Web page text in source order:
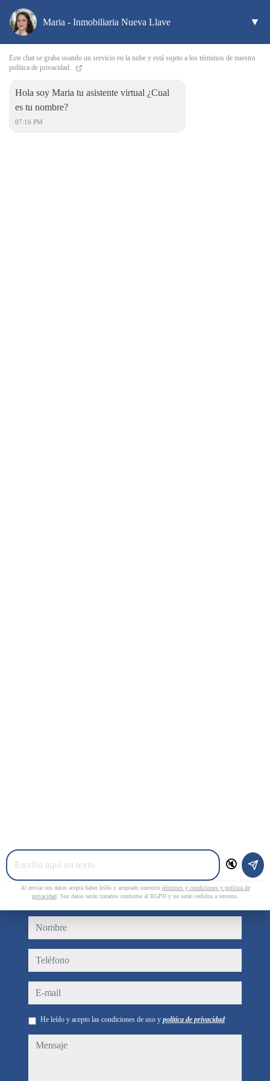
Valora tu vivienda
Maria - Inmobiliaria Nueva Llave ▼
Este chat se graba usando un servicio en la nube y está sujeto a los términos de nuestra
política de privacidad.
Hola soy Maria tu asistente virtual ¿Cual
es tu nombre?
07:16 PM
🔇
Al enviar sus datos acepta haber leído y aceptado nuestros términos y condiciones y política de
privacidad. Sus datos serán tratados conforme al RGPD y no serán cedidos a terceros.
27002 Lugo
Contacto
nombre
teléfono
e-mail
He leído y acepto las condiciones de uso y política de privacidad
mensaje